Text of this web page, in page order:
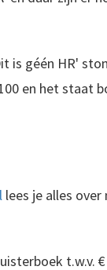
is géén HR'
en het staat
lees je alles
t.w.v.